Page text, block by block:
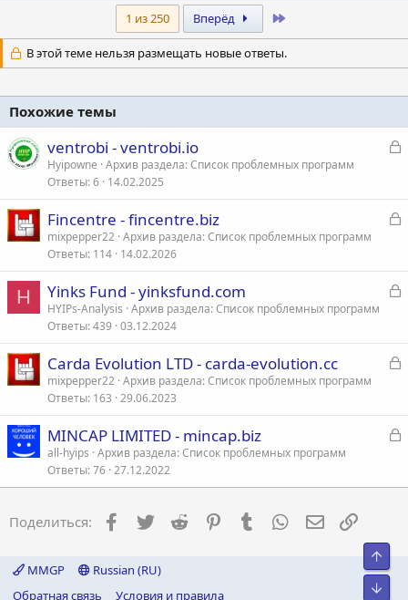
1 из 250 Вперёд
В этой теме нельзя размещать новые ответы.
Похожие темы
З
ventrobi - ventrobi.io
Hyipowne Архив раздела: Список проблемных программ
Ответы 6 14.02.2025
З
Fincentre - fincentre.biz
mixpepper22 Архив раздела: Список проблемных программ
Ответы 114 14.02.2026
H
З
Yinks Fund - yinksfund.com
HYIPs-Analysis Архив раздела: Список проблемных программ
Ответы 439 03.12.2024
З
Carda Evolution LTD - carda-evolution.cc
mixpepper22 Архив раздела: Список проблемных программ
Ответы 163 29.06.2023
З
р
MINCAP LIMITED - mincap.biz
all-hyips Архив раздела: Список проблемных программ
Ответы 76 27.12.2022
Поделиться: Facebook
Twitter Reddit PinterestTumblr WhatsApp
MMGP
Russian (RU)
Обратная связь
Условия и правила